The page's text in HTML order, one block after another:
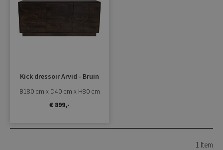
toevoegen
Kick dressoir Arvid - Bruin
B180 cm x D40 cm x H80 cm
€ 899,-
1 Item